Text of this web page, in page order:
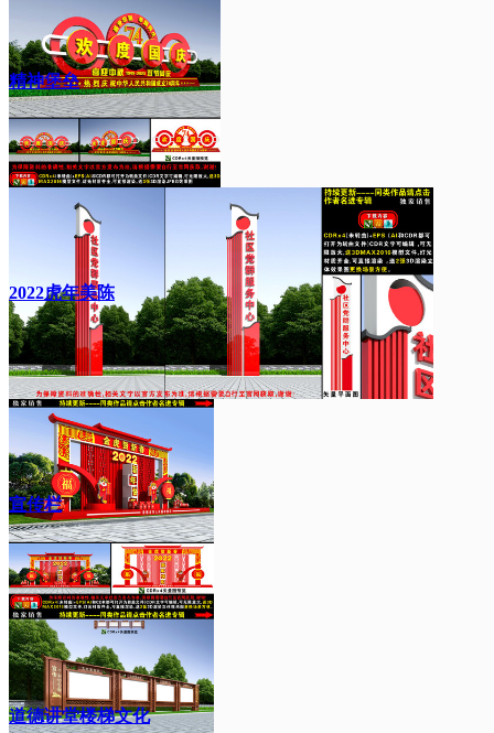
精神堡垒
2022虎年美陈
宣传栏
道德讲堂楼梯文化